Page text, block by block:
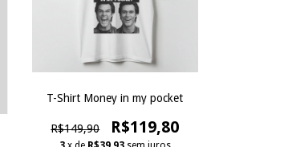
T-Shirt Money in my pocket
R$149,90 R$119,80